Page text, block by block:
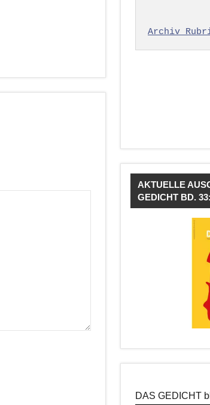
Archiv
AKTUELLE
GEDICHT BD. 33:
DAS GEDICHT